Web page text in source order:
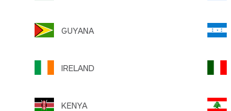
GUYANA
IRELAND
KENYA